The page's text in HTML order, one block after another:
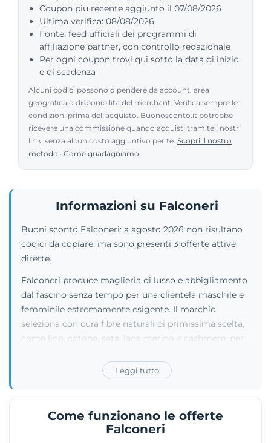
Coupon piu recente aggiunto il 07/08/2026
Ultima verifica: 08/08/2026
Fonte: feed ufficiali dei programmi di
affiliazione partner, con controllo redazionale
Per ogni coupon trovi qui sotto la data di inizio
e di scadenza
Alcuni codici possono dipendere da account, area
geografica o disponibilita del merchant. Verifica sempre le
condizioni prima dell'acquisto. Buonosconto.it potrebbe
ricevere una commissione quando acquisti tramite i nostri
link, senza alcun costo aggiuntivo per te. Scopri il nostro
metodo · Come guadagniamo
Informazioni su Falconeri
Buoni sconto Falconeri: a agosto 2026 non risultano
codici da copiare, ma sono presenti 3 offerte attive
dirette.
Falconeri produce maglieria di lusso e abbigliamento
dal fascino senza tempo per una clientela maschile e
femminile estremamente esigente. Il marchio
seleziona con cura fibre naturali di primissima scelta,
come lino, cotone, seta, lana merino e cashmere, per
possono acquistare cardigan, morbidi maglioni, tute
in cashmere, pantaloni, abiti e raffinati capispalla.
cinture e foulard, ma l'offerta si spinge anche oltre il
guardaroba esplorando accessori per animali, profumi
Leggi tutto
Come funzionano le offerte
Falconeri